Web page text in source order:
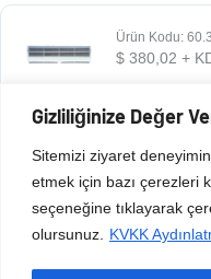
Gizliliğinize Değer
Sitemizi ziyaret
etmek için bazı çerezleri
seçeneğine tıklayarak
olursunuz.
KVKK
Ürün Kodu:
$ 380,02 +
Ürün Kodu:
$295,93+